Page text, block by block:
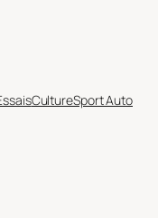
CultureSport Auto